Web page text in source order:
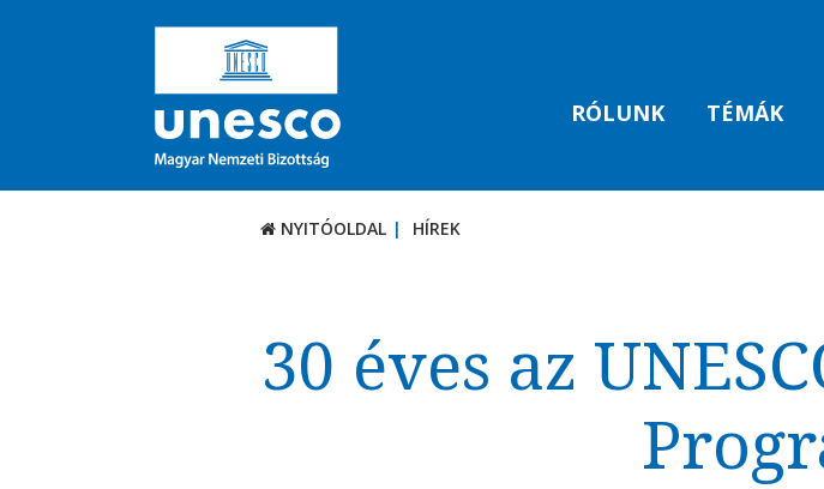
RÓLUNK TÉMÁK
NYITÓOLDAL HÍREK
30 éves az